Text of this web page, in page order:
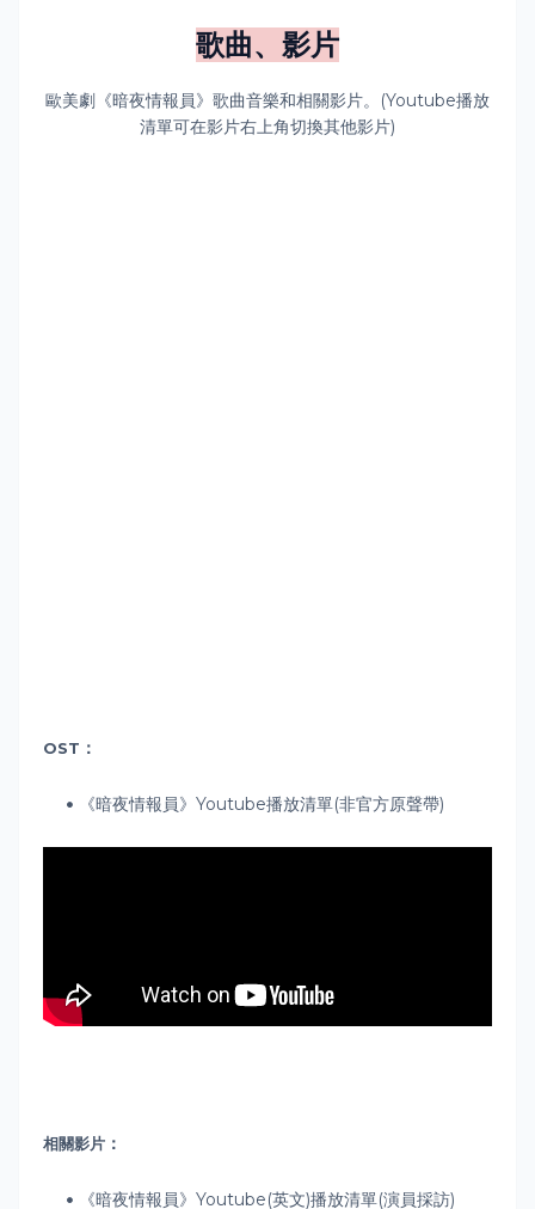
歌曲、影片
歐美劇《暗夜情報員》 歌曲音樂和相關影片。 (Youtube播放
清單可在影片右上角切換其他影片)
OST ：
《暗夜情報員》Youtube播放清單(非官方原聲帶)
相關影片 ：
《暗夜情報員》Youtube(英文)播放清單(演員採訪)